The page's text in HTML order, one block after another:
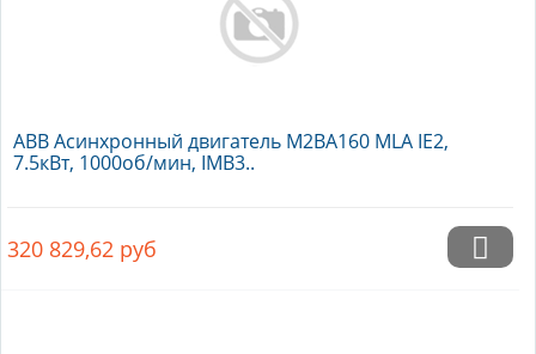
ABB Асинхронный двигатель M2BA160 MLA IE2,
7.5кВт, 1000об/мин, IMB3..
320 829,62 руб